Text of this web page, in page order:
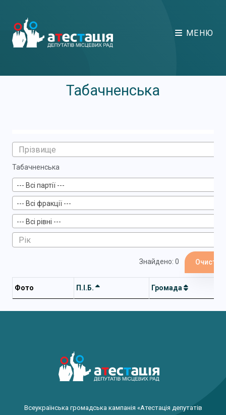
МЕНЮ
Табачненська
Табачненська
--- Всі партії ---
--- Всі фракції ---
--- Всі рівні ---
Знайдено: 0
Фото П.І.Б. Громада
Всеукраїнська громадська кампанія «Атестація депутатів